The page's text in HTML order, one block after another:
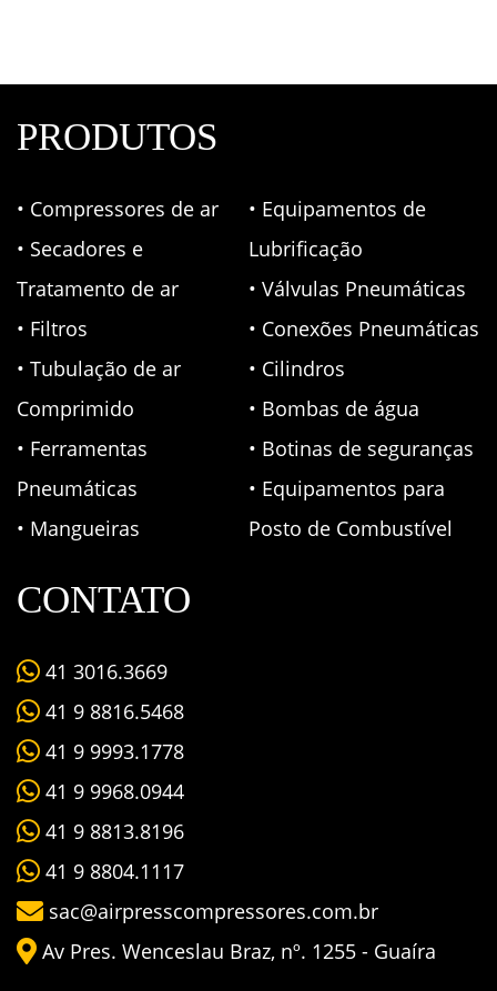
PRODUTOS
• Compressores de ar
• Secadores e
Tratamento de ar
• Filtros
• Tubulação de ar
Comprimido
• Ferramentas
Pneumáticas
• Mangueiras
• Equipamentos de
Lubrificação
• Válvulas Pneumáticas
• Conexões Pneumáticas
• Cilindros
• Bombas de água
• Botinas de seguranças
• Equipamentos para
Posto de Combustível
CONTATO
41 3016.3669
41 9 8816.5468
41 9 9993.1778
41 9 9968.0944
41 9 8813.8196
41 9 8804.1117
sac@airpresscompressores.com.br
Av Pres. Wenceslau Braz, nº. 1255 - Guaíra